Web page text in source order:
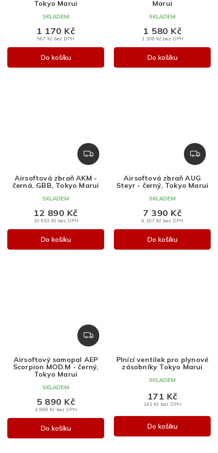
Tokyo Marui
SKLADEM
967 Kč bez DPH
1 170 Kč
Do košíku
Marui
SKLADEM
1 306 Kč bez DPH
1 580 Kč
Do košíku
Z
D
R
Airsoftová zbraň AKM -
černá, GBB, Tokyo Marui
SKLADEM
10 653 Kč bez DPH
12 890 Kč
Do košíku
Z
D
R
Airsoftová zbraň AUG
Steyr - černý, Tokyo Marui
SKLADEM
6 107 Kč bez DPH
7 390 Kč
Do košíku
Z
D
R
M
Airsoftový samopal AEP
Scorpion MOD.M - černý,
Tokyo Marui
SKLADEM
4 868 Kč bez DPH
5 890 Kč
Do košíku
Plnící ventilek pro plynové
zásobníky Tokyo Marui
SKLADEM
141 Kč bez DPH
171 Kč
Do košíku